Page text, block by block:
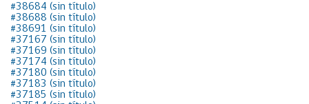
#38684 (sin título)
#38688 (sin título)
#38691 (sin título)
#37167 (sin título)
#37169 (sin título)
#37174 (sin título)
#37180 (sin título)
#37183 (sin título)
#37185 (sin título)